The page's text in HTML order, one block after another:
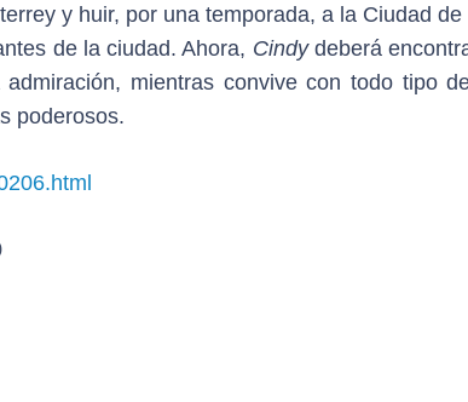
y huir, por una temporada, a la Ciudad
de la ciudad. Ahora, Cindydeberá
mientras convive con todo tipo
poderosos.